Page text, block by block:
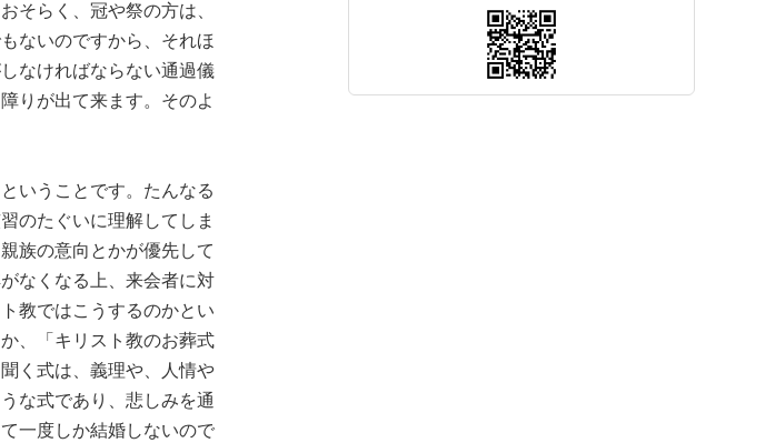
そらく、冠や祭の方は、
ないのですから、それほ
なければならない通過儀
りが出て来ます。そのよ
いうことです。たんなる
のたぐいに理解してしま
族の意向とかが優先して
なくなる上、来会者に対
教ではこうするのかとい
、「キリスト教のお葬式
く式は、義理や、人情や
な式であり、悲しみを通
一度しか結婚しないので